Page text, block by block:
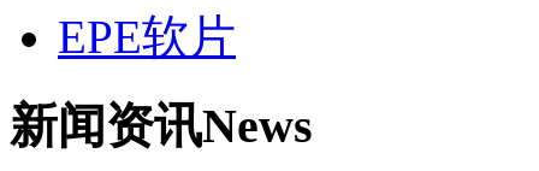
EPE软片
新闻资讯News